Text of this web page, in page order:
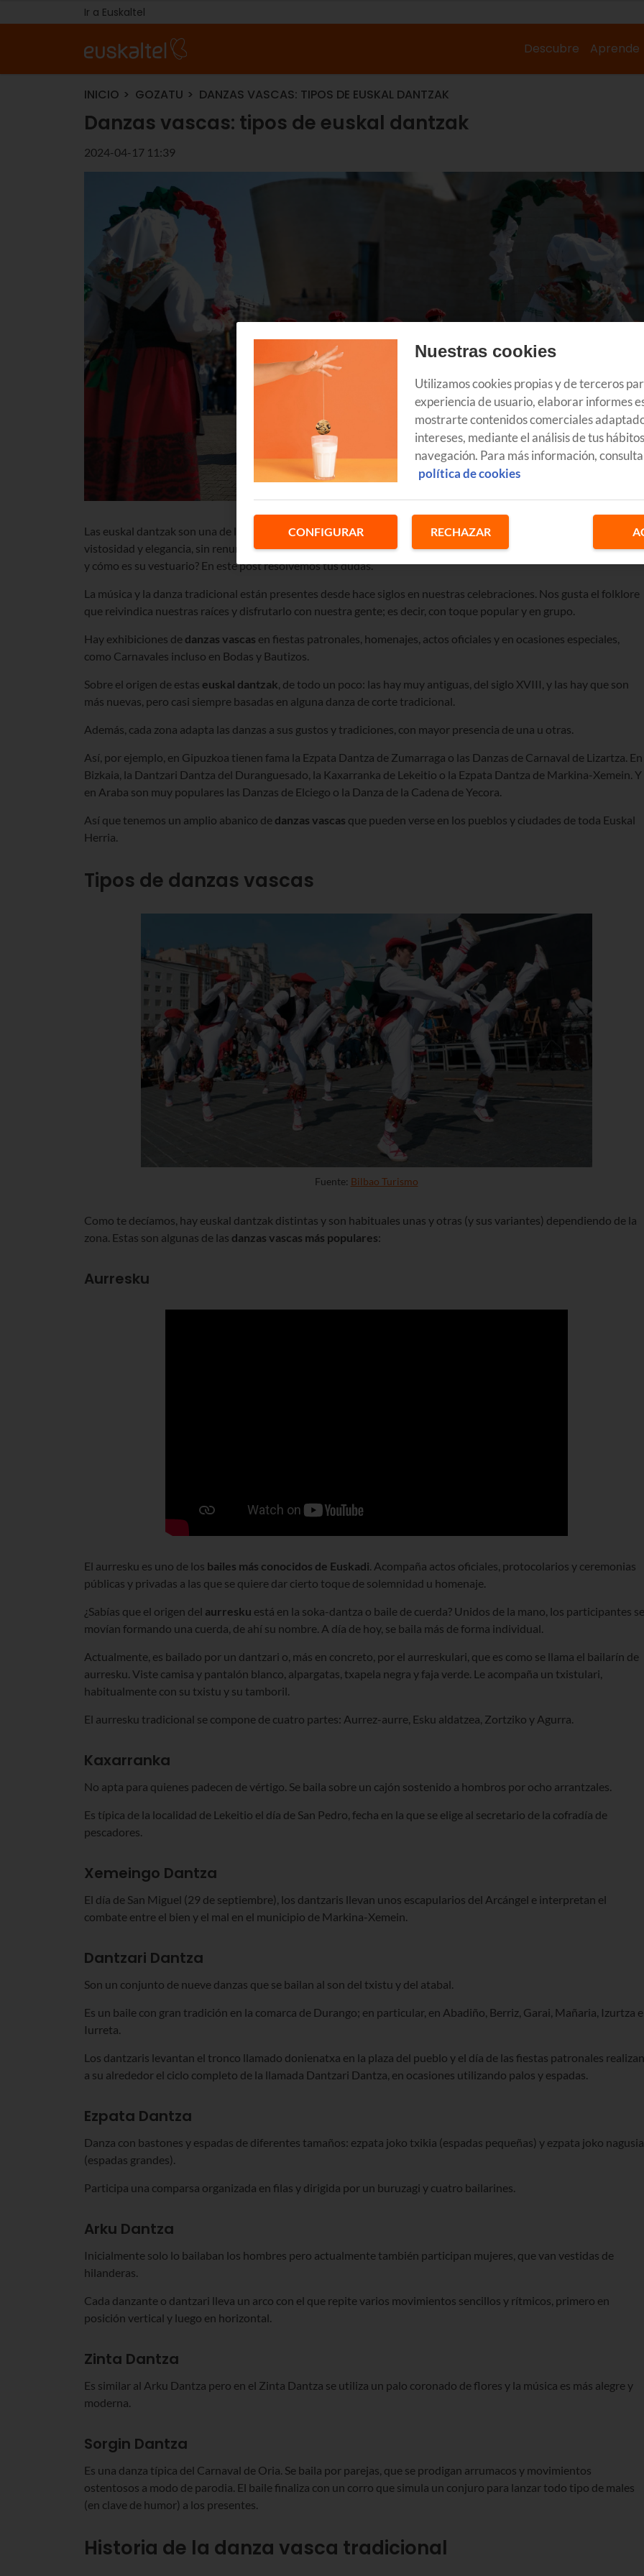
Ir a Euskaltel
Descubre Aprende
INICIO GOZATU DANZAS VASCAS: TIPOS DE EUSKAL DANTZAK
Danzas vascas: tipos de euskal dantzak
2024-04-17 11:39
Las euskal dantzak son una de las más bonitas muestras de nuestro folklore y cultura. Nos sorprenden por su
vistosidad y elegancia, sin renunciar a la tradición. ¿Quieres saber quétipos de danzas tradicionales vascas
y cómo es su vestuario? En este post resolvemos tus dudas.
La música y la danza tradicional están presentes desde hace siglos en nuestras celebraciones. Nos gusta el folklore
que reivindica nuestras raíces y disfrutarlo con nuestra gente; es decir, con toque popular y en grupo.
Hay exhibiciones de danzas vascas en fiestas patronales, homenajes, actos oficiales y en ocasiones especiales,
como Carnavales incluso en Bodas y Bautizos.
Sobre el origen de estas euskal dantzak, de todo un poco: las hay muy antiguas, del siglo XVIII, y las hay que son
más nuevas, pero casi siempre basadas en alguna danza de corte tradicional.
Además, cada zona adapta las danzas a sus gustos y tradiciones, con mayor presencia de una u otras.
Así, por ejemplo, en Gipuzkoa tienen fama la Ezpata Dantza de Zumarraga o las Danzas de Carnaval de Lizartza. En
Bizkaia, la Dantzari Dantza del Duranguesado, la Kaxarranka de Lekeitio o la Ezpata Dantza de Markina-Xemein. Y
en Araba son muy populares las Danzas de Elciego o la Danza de la Cadena de Yecora.
Así que tenemos un amplio abanico de danzas vascas que pueden verse en los pueblos y ciudades de toda Euskal
Herria.
Tipos de danzas vascas
Fuente: Bilbao Turismo
Como te decíamos, hay euskal dantzak distintas y son habituales unas y otras (y sus variantes) dependiendo de la
zona. Estas son algunas de las danzas vascas más populares:
Aurresku
El aurresku es uno de los bailes más conocidos de Euskadi. Acompaña actos oficiales, protocolarios y ceremonias
públicas y privadas a las que se quiere dar cierto toque de solemnidad u homenaje.
¿Sabías que el origen del aurresku está en la soka-dantza o baile de cuerda? Unidos de la mano, los participantes se
movían formando una cuerda, de ahí su nombre. A día de hoy, se baila más de forma individual.
Actualmente, es bailado por un dantzari o, más en concreto, por el aurreskulari, que es como se llama el bailarín de
aurresku. Viste camisa y pantalón blanco, alpargatas, txapela negra y faja verde. Le acompaña un txistulari,
habitualmente con su txistu y su tamboril.
El aurresku tradicional se compone de cuatro partes: Aurrez-aurre, Esku aldatzea, Zortziko y Agurra.
Kaxarranka
No apta para quienes padecen de vértigo. Se baila sobre un cajón sostenido a hombros por ocho arrantzales.
Es típica de la localidad de Lekeitio el día de San Pedro, fecha en la que se elige al secretario de la cofradía de
pescadores.
Xemeingo Dantza
El día de San Miguel (29 de septiembre), los dantzaris llevan unos escapularios del Arcángel e interpretan el
combate entre el bien y el mal en el municipio de Markina-Xemein.
Dantzari Dantza
Son un conjunto de nueve danzas que se bailan al son del txistu y del atabal.
Es un baile con gran tradición en la comarca de Durango; en particular, en Abadiño, Berriz, Garai, Mañaria, Izurtza e
Iurreta.
Los dantzaris levantan el tronco llamado donienatxa en la plaza del pueblo y el día de las fiestas patronales realizan
a su alrededor el ciclo completo de la llamada Dantzari Dantza, en ocasiones utilizando palos y espadas.
Ezpata Dantza
Danza con bastones y espadas de diferentes tamaños: ezpata joko txikia (espadas pequeñas) y ezpata joko nagusia
(espadas grandes).
Participa una comparsa organizada en filas y dirigida por un buruzagi y cuatro bailarines.
Arku Dantza
Inicialmente solo lo bailaban los hombres pero actualmente también participan mujeres, que van vestidas de
hilanderas.
Cada danzante o dantzari lleva un arco con el que repite varios movimientos sencillos y rítmicos, primero en
posición vertical y luego en horizontal.
Zinta Dantza
Es similar al Arku Dantza pero en el Zinta Dantza se utiliza un palo coronado de flores y la música es más alegre y
moderna.
Sorgin Dantza
Es una danza típica del Carnaval de Oria. Se baila por parejas, que se prodigan arrumacos y movimientos
ostentosos a modo de parodia. El baile finaliza con un corro que simula un conjuro para lanzar todo tipo de males
(en clave de humor) a los presentes.
Historia de la danza vasca tradicional
Nuestras cookies
Utilizamos cookies propias y de terceros
experiencia de usuario, elaborar informes
mostrarte contenidos comerciales
intereses, mediante el análisis de tus
navegación. Para más información,
política de cookies
CONFIGURAR RECHAZAR